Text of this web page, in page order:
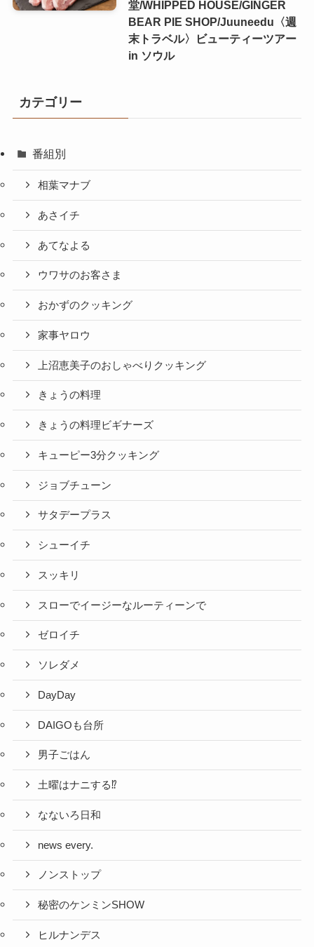
堂/WHIPPED HOUSE/GINGER
BEAR PIE SHOP/Juuneedu〈週
末トラベル〉ビューティーツアー
in ソウル
カテゴリー
番組別
相葉マナブ
あさイチ
あてなよる
ウワサのお客さま
おかずのクッキング
家事ヤロウ
上沼恵美子のおしゃべりクッキング
きょうの料理
きょうの料理ビギナーズ
キューピー3分クッキング
ジョブチューン
サタデープラス
シューイチ
スッキリ
スローでイージーなルーティーンで
ゼロイチ
ソレダメ
DayDay
DAIGOも台所
男子ごはん
土曜はナニする⁉
なないろ日和
news every.
ノンストップ
秘密のケンミンSHOW
ヒルナンデス